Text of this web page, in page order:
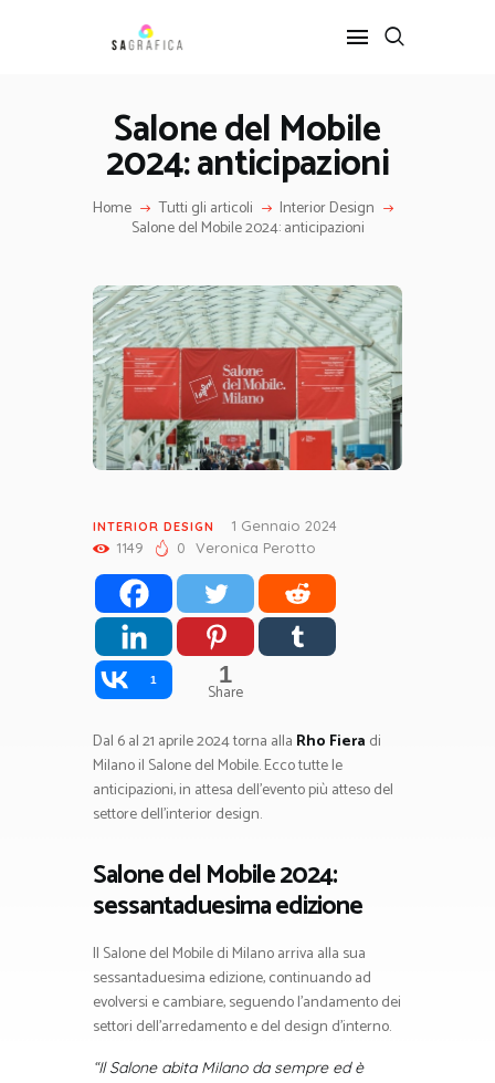
Salone del Mobile
2024: anticipazioni
Home Tutti gli articoli Interior Design
Salone del Mobile 2024: anticipazioni
HOME
GRAFICA
ARTE
SERVIZI
CONTATTI
INTERIOR DESIGN
1 Gennaio 2024
1149
0 Veronica Perotto
1 1
Share
Dal 6 al 21 aprile 2024 torna alla Rho Fiera di
Milano il Salone del Mobile. Ecco tutte le
anticipazioni, in attesa dell’evento più atteso del
settore dell’interior design.
Salone del Mobile 2024:
sessantaduesima edizione
Il Salone del Mobile di Milano arriva alla sua
sessantaduesima edizione, continuando ad
evolversi e cambiare, seguendo l’andamento dei
settori dell’arredamento e del design d’interno.
“Il Salone abita Milano da sempre ed è